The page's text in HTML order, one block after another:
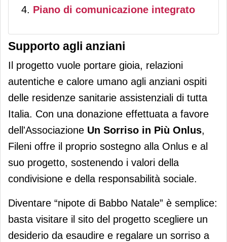
Piano di comunicazione integrato
Supporto agli anziani
Il progetto vuole portare gioia, relazioni
autentiche e calore umano agli anziani ospiti
delle residenze sanitarie assistenziali di tutta
Italia. Con una donazione effettuata a favore
dell'Associazione Un Sorriso in Più Onlus,
Fileni offre il proprio sostegno alla Onlus e al
suo progetto, sostenendo i valori della
condivisione e della responsabilità sociale.
Diventare “nipote di Babbo Natale” è semplice:
basta visitare il sito del progetto scegliere un
desiderio da esaudire e regalare un sorriso a